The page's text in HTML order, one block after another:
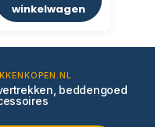
winkelwagen
beddengoed